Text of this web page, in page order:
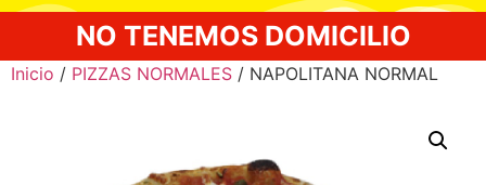
NO TENEMOS DOMICILIO
Inicio / PIZZAS NORMALES / NAPOLITANA NORMAL